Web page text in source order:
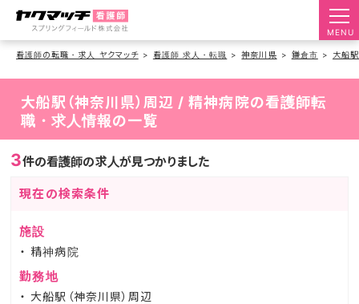
MENU
看護師の転職・求人 ヤクマッチ 看護師 求人・転職 神奈川県 鎌倉市 大船
大船駅（神奈川県）周辺 / 精神病院の看護師転
職・求人情報の一覧
3件の看護師の求人が見つかりました
現在の検索条件
施設
精神病院
勤務地
大船駅（神奈川県）周辺